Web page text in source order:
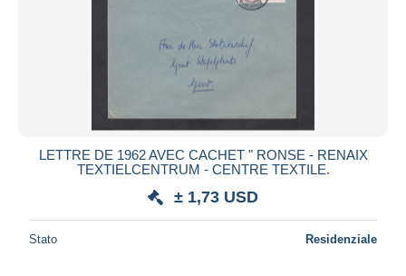
LETTRE DE 1962 AVEC CACHET " RONSE - RENAIX
TEXTIELCENTRUM - CENTRE TEXTILE.
± 1,73 USD
Stato Residenziale